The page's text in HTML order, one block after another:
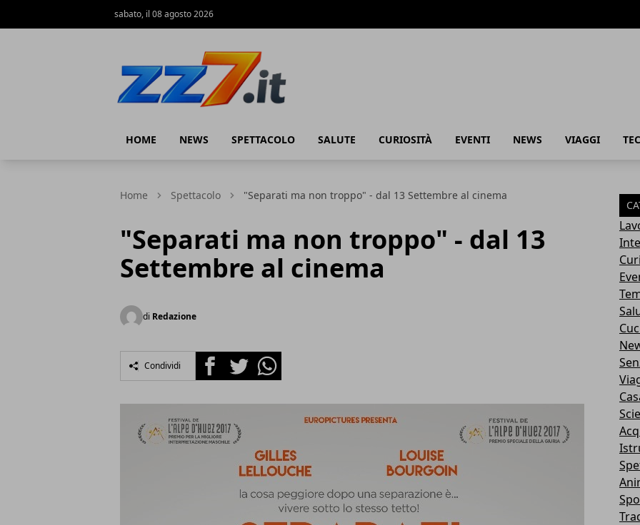
sabato, il 08 agosto 2026
HOME NEWS SPETTACOLO SALUTE CURIOSITÀ EVENTI NEWS VIAGGI
Home Spettacolo "Separati ma non troppo" - dal 13 Settembre al cinema
"Separati ma non troppo" - dal 13
Settembre al cinema
di Redazione
Condividi FacebookTwitterWhatsapp